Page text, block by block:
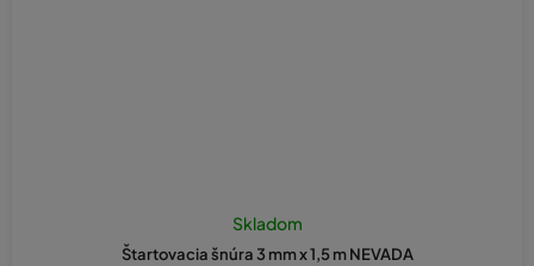
Štartovacia šnúra 3 mm x 1,5 m NEVADA
Skladom